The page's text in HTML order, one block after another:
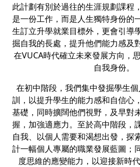
此計劃有別於過往的生涯規劃課程
是一份工作，而是人生獨特身份的
生訂立升學就業目標外，更會引導
掘自我的長處，提升他們能力感及
在VUCA時代確立未來發展方向，
自我身份。
在初中階段，我們集中發掘學生
訓，以提升學生的能力感和自信心
基礎，同時擴闊他們視野，及早對
握，加強適應力。至於高中階段，
自我、以個人需要和渴想出發，探
計一幅個人專屬的職業發展藍圖；
度思維的應變能力，以迎接新時